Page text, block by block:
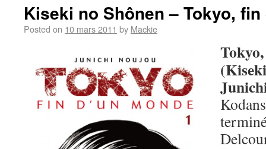
Kiseki no Shônen – Tokyo, fin
Posted on 10 mars 2011 by Mackie